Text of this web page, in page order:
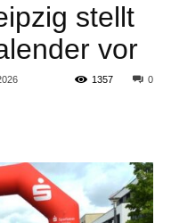
stellt
vor
0
1357